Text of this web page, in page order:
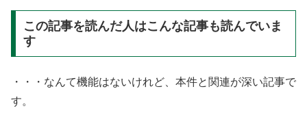
この記事を読んだ人はこんな記事も読んでいま
す
・・・なんて機能はないけれど、本件と関連が深い記事で
す。